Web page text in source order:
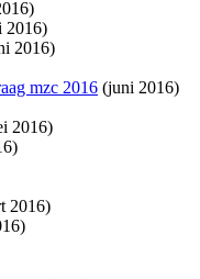
2016)
2016)
mzc 2016 (juni 2016)
2016)
2016)